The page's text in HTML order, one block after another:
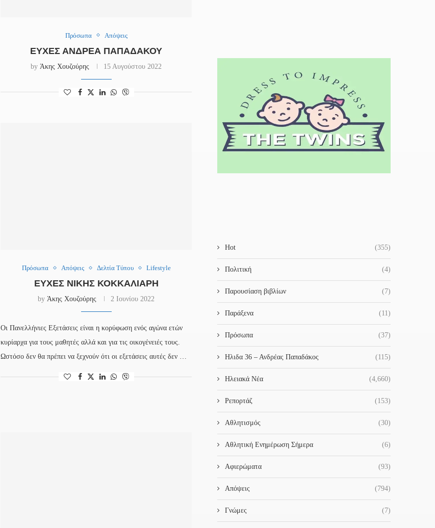
Πρόσωπα Απόψεις
ΕΥΧΈΣ ΑΝΔΡΈΑ ΠΑΠΑΔΆΚΟΥ
byΆκης Χουζούρης 15 Αυγούστου 2022
Πρόσωπα Απόψεις Δελτία Τύπου Lifestyle
ΕΥΧΈΣ ΝΊΚΗΣ ΚΟΚΚΑΛΙΆΡΗ
byΆκης Χουζούρης 2 Ιουνίου 2022
Οι Πανελλήνιες Εξετάσεις είναι η κορύφωση ενός αγώνα ετών
κυρίαρχα για τους μαθητές αλλά και για τις οικογένειές τους.
Ωστόσο δεν θα πρέπει να ξεχνούν ότι οι εξετάσεις αυτές δεν …
Hot (355)
Πολιτική (4)
Παρουσίαση βιβλίων (7)
Παράξενα (11)
Πρόσωπα (37)
Ηλιδα 36 – Ανδρέας Παπαδάκος (115)
Ηλειακά Νέα (4,660)
Ρεπορτάζ (153)
Αθλητισμός (30)
Αθλητική Ενημέρωση Σήμερα (6)
Αφιερώματα (93)
Απόψεις (794)
Γνώμες (7)